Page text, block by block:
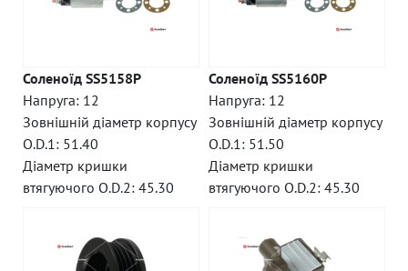
Соленоїд SS5158P
Напруга: 12
Зовнішній діаметр корпусу
O.D.1: 51.40
Діаметр кришки
втягуючого O.D.2: 45.30
Соленоїд SS5160P
Напруга: 12
Зовнішній діаметр корпусу
O.D.1: 51.50
Діаметр кришки
втягуючого O.D.2: 45.30